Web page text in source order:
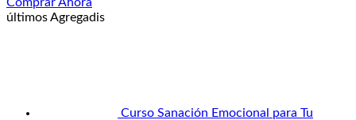
originalactual
últimos Agregadis
Curso Sanación Emocional para Tu